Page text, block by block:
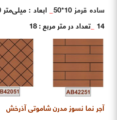
ساده قرمز 10*50
_ابعاد : میلی‌متر 20*100*500
14
_تعداد در متر مربع : 18
آجر نما نسوز مدرن شاموتی آذرخش